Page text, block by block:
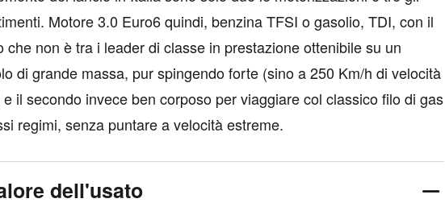
Motore 3.0 Euro6 quindi, benzina TFSI o gasolio, TDI, con il
che non è tra i leader di classe in prestazione ottenibile su un
di grande massa, pur spingendo forte (sino a 250 Km/h di velocità
e il secondo invece ben corposo per viaggiare col classico filo di gas
regimi, senza puntare a velocità estreme.
dell'usato